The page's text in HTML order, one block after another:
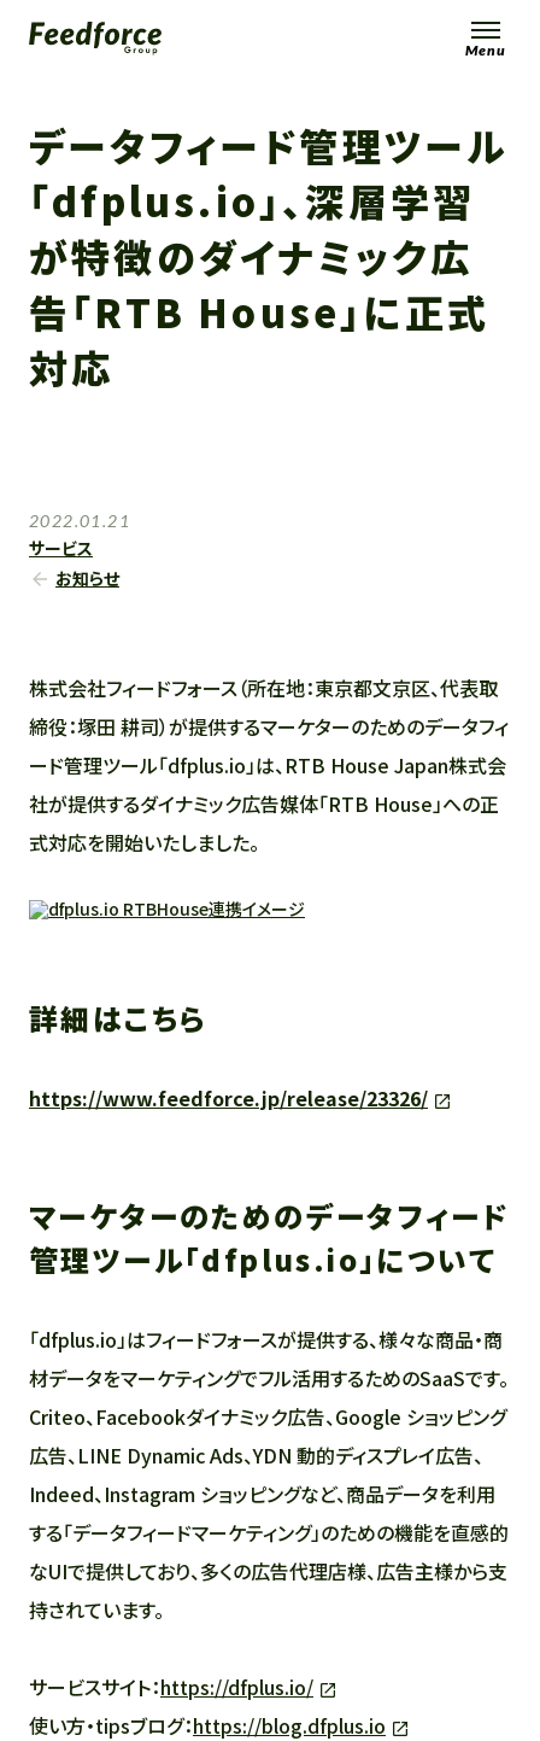
Menu
データフィード管理ツール
「dfplus.io」、深層学習
が特徴のダイナミック広
告「RTB House」に正式
対応
2022.01.21
サービス
お知らせ
株式会社フィードフォース（所在地：東京都文京区、代表取
締役：塚田 耕司）が提供するマーケターのためのデータフィ
ード管理ツール「dfplus.io」は、RTB House Japan株式会
社が提供するダイナミック広告媒体「RTB House」への正
式対応を開始いたしました。
詳細はこちら
https://www.feedforce.jp/release/23326/
マーケターのためのデータフィード
管理ツール「dfplus.io」について
「dfplus.io」はフィードフォースが提供する、様々な商品・商
材データをマーケティングでフル活用するためのSaaSです。
Criteo、Facebookダイナミック広告、Google ショッピング
広告、LINE Dynamic Ads、YDN 動的ディスプレイ広告、
Indeed、Instagram ショッピングなど、商品データを利用
する「データフィードマーケティング」のための機能を直感的
なUIで提供しており、多くの広告代理店様、広告主様から支
持されています。
サービスサイト：https://dfplus.io/
使い方・tipsブログ：https://blog.dfplus.io